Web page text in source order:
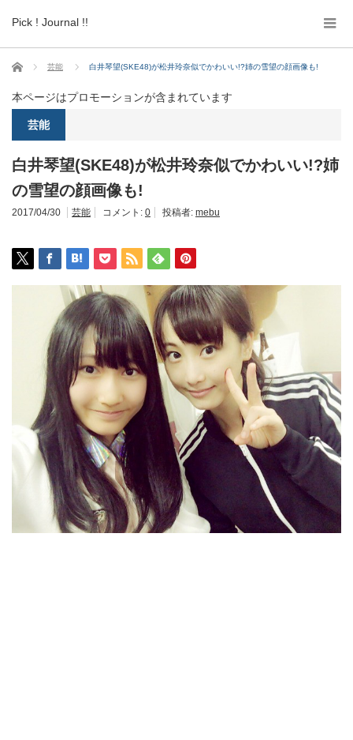
Pick ! Journal !!
ホーム 芸能 白井琴望(SKE48)が松井玲奈似でかわいい!?姉の雪望の顔画像も!
本ページはプロモーションが含まれています
芸能
白井琴望(SKE48)が松井玲奈似でかわいい!?姉
の雪望の顔画像も!
2017/04/30 芸能 コメント: 0 投稿者: mebu